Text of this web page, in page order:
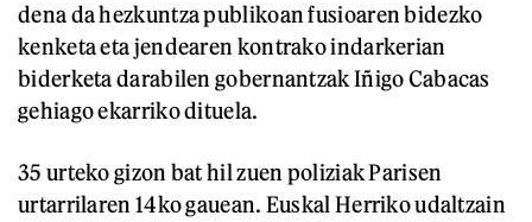
dena da hezkuntza publikoan fusioaren bidezko
kenketa eta jendearen kontrako indarkerian
biderketa darabilen gobernantzak Iñigo Cabacas
gehiago ekarriko dituela.
35 urteko gizon bat hil zuen poliziak Parisen
urtarrilaren 14ko gauean. Euskal Herriko udaltzain